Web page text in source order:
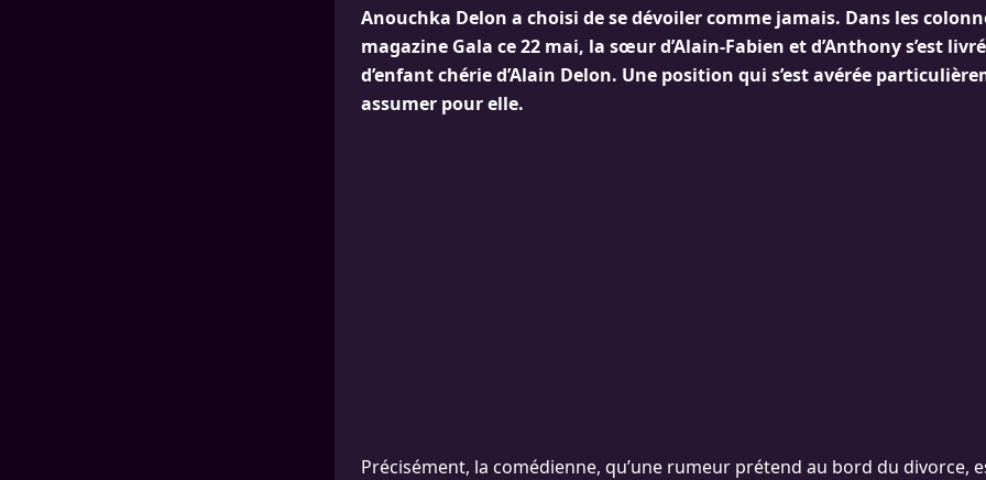
Anouchka Delon a choisi de se dévoiler comme jamais. Dans les
magazine Gala ce 22 mai, la sœur d’Alain-Fabien et d’Anthony s’est
d’enfant chérie d’Alain Delon. Une position qui s’est avérée
assumer pour elle.
Précisément, la comédienne, qu’une rumeur prétend au bord du divorce,